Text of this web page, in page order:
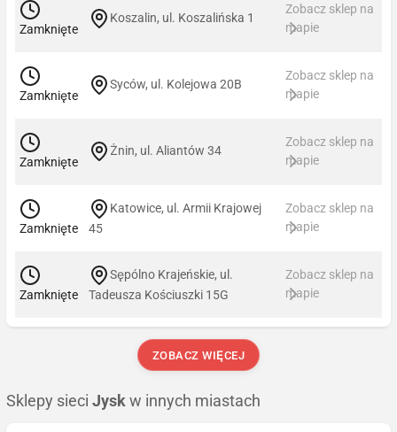
Zamknięte
Koszalin, ul. Koszalińska 1
Zobacz sklep na
mapie
Zamknięte
Syców, ul. Kolejowa 20B
Zobacz sklep na
mapie
Zamknięte
Żnin, ul. Aliantów 34
Zobacz sklep na
mapie
Zamknięte
Katowice, ul. Armii Krajowej
45
Zobacz sklep na
mapie
Zamknięte
Sępólno Krajeńskie, ul.
Tadeusza Kościuszki 15G
Zobacz sklep na
mapie
ZOBACZ WIĘCEJ
Sklepy sieci Jysk w innych miastach